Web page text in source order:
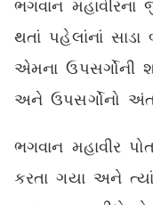
ભગવાન મહાવીરના
થતાં પહેલાંનાં સાડા
એમના ઉપસર્ગોની
અને ઉપસર્ગોનો અંત
ભગવાન મહાવીર
કરતા ગયા અને